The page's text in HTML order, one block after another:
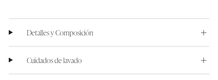
Detalles y Composición
Cuidados de lavado